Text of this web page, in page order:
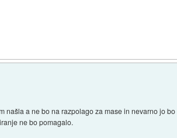
našla a ne bo na razpolago za mase in nevarno jo bo
ne bo pomagalo.